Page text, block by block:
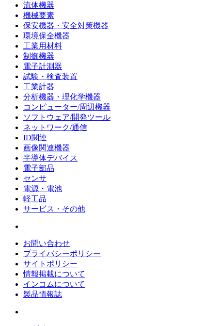
流体機器
機械要素
保安機器・安全対策機器
環境保全機器
工業用材料
制御機器
電子計測器
試験・検査装置
工業計器
分析機器・理化学機器
コンピューター/周辺機器
ソフトウェア/開発ツール
ネットワーク/通信
ID関連
画像関連機器
半導体デバイス
電子部品
センサ
電源・電池
軽工品
サービス・その他
お問い合わせ
プライバシーポリシー
サイトポリシー
情報掲載について
インコムについて
製品情報誌